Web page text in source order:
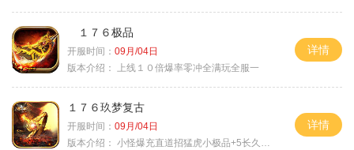
１７６极品
开服时间： 09月/04日
版本介绍：
上线１０倍爆率零冲全满玩全服一
详情
１７６玖梦复古
开服时间： 09月/04日
版本介绍： 小怪爆充直道招猛虎小极品+5长久好玩
详情